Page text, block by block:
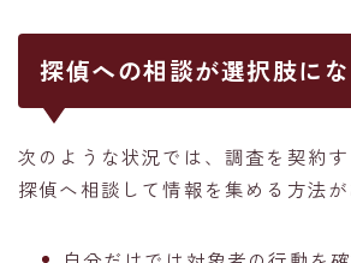
探偵への相談が選択肢に
次のような状況では、調査を契約す
探偵へ相談して情報を集める方法が